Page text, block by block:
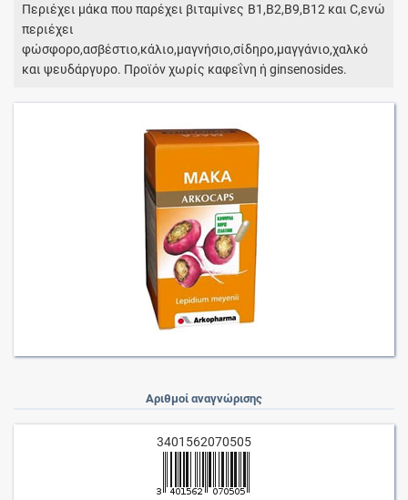
Περιέχει μάκα που παρέχει βιταμίνες Β1,Β2,Β9,Β12 και C,ενώ
περιέχει
φώσφορο,ασβέστιο,κάλιο,μαγνήσιο,σίδηρο,μαγγάνιο,χαλκό
και ψευδάργυρο. Προϊόν χωρίς καφεΐνη ή ginsenosides.
Αριθμοί αναγνώρισης
3401562070505